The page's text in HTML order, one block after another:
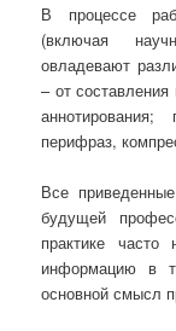
В процессе
(включая
овладевают
– от
перифраз,
Все
будущей
практике
информацию в
основной смысл